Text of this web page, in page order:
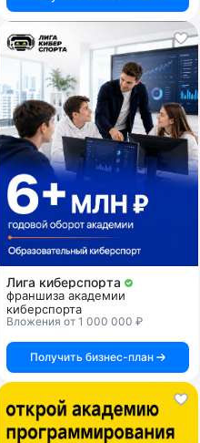
Лига киберспорта
франшиза академии
киберспорта
Вложения от 1 000 000 ₽
Получить бизнес-план